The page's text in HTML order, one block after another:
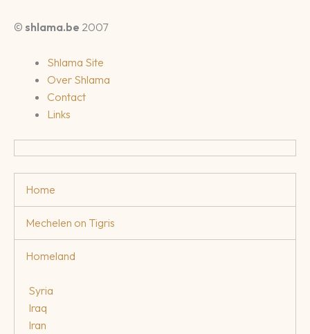
© shlama.be 2007
Shlama Site
Over Shlama
Contact
Links
Home
Mechelen on Tigris
Homeland
Syria
Iraq
Iran